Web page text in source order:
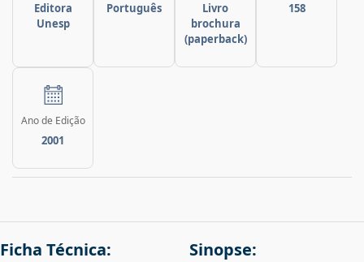
Editora
Unesp
Português
Livro
brochura
(paperback)
158
Ano de Edição
2001
Ficha Técnica: Sinopse: